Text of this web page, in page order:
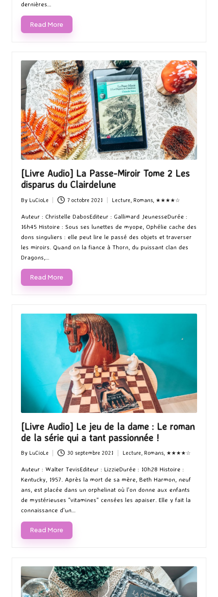
dernières…
Read More
[Livre Audio] La Passe-Miroir Tome 2 Les
disparus du Clairdelune
Posted
by
By LuCioLe 7 octobre 2021
Posted
in
Lecture, Romans, ★★★★☆
Auteur : Christelle DabosEditeur : Gallimard JeunesseDurée :
16h45 Histoire : Sous ses lunettes de myope, Ophélie cache des
dons singuliers : elle peut lire le passé des objets et traverser
les miroirs. Quand on la fiance à Thorn, du puissant clan des
Dragons,…
Read More
[Livre Audio] Le jeu de la dame : Le roman
de la série qui a tant passionnée !
Posted
by
By LuCioLe 30 septembre 2021
in
Lecture, Romans, ★★★★☆
Auteur : Walter TevisEditeur : LizzieDurée : 10h28 Histoire :
Kentucky, 1957. Après la mort de sa mère, Beth Harmon, neuf
ans, est placée dans un orphelinat où l'on donne aux enfants
de mystérieuses "vitamines" censées les apaiser. Elle y fait la
connaissance d'un…
Read More